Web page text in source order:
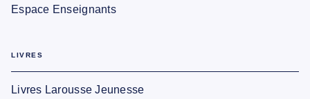
Espace Enseignants
LIVRES
Livres Larousse Jeunesse